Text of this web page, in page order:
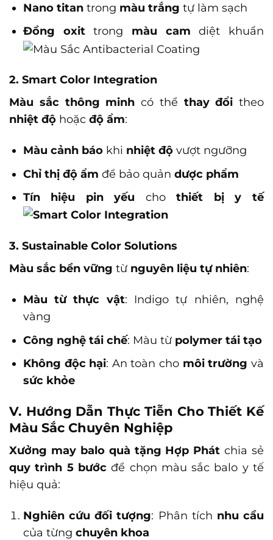
Nano titantrong màu trắng tự làm sạch
Đồng oxittrong màu cam diệt khuẩn
2. Smart Color Integration
Màu sắc thông minh có thể thay đổi theo
nhiệt độ hoặc độ ẩm:
Màu cảnh báokhi nhiệt độvượt ngưỡng
Chỉ thị độ ẩm để bảo quản dược phẩm
Tín hiệu pin yếu chothiết bị y tế
3. Sustainable Color Solutions
Màu sắc bền vững từ nguyên liệu tự nhiên:
Màu từ thực vật: Indigo tự nhiên, nghệ
vàng
Công nghệ tái chế: Màu từ polymer tái tạo
Không độc hại: An toàn cho môi trường và
sức khỏe
V. Hướng Dẫn Thực Tiễn Cho Thiết Kế
Màu Sắc Chuyên Nghiệp
Xưởng may balo quà tặng Hợp Phát chia sẻ
quy trình 5 bướcđể chọn màu sắc balo y tế
hiệu quả:
Nghiên cứu đối tượng: Phân tích nhu cầu
của từng chuyên khoa